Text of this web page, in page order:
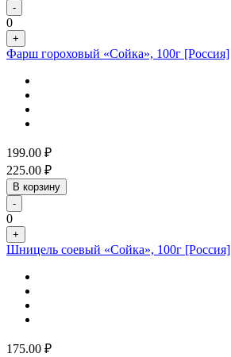
-
0
+
Фарш гороховый «Сойка», 100г [Россия]
199.00 ₽
225.00 ₽
В корзину
-
0
+
Шницель соевый «Сойка», 100г [Россия]
175.00 ₽